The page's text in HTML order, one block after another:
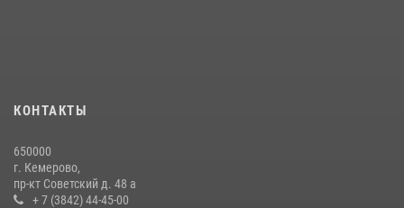
20 июля 2026, 08:52
гипермаркета товары на 13 тысяч рублей (ВИДЕО)
16 июля 2026, 06:43
КОНТАКТЫ
650000
г. Кемерово,
пр-кт Советский д. 48 а
+ 7 (3842) 44-45-00